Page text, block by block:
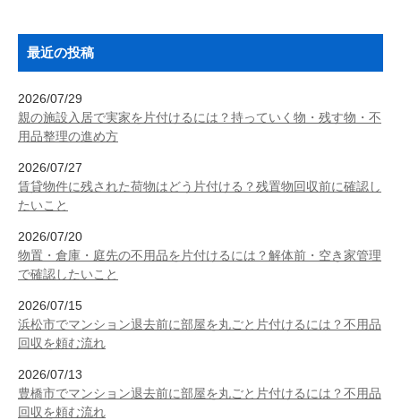
最近の投稿
2026/07/29
親の施設入居で実家を片付けるには？持っていく物・残す物・不
用品整理の進め方
2026/07/27
賃貸物件に残された荷物はどう片付ける？残置物回収前に確認し
たいこと
2026/07/20
物置・倉庫・庭先の不用品を片付けるには？解体前・空き家管理
で確認したいこと
2026/07/15
浜松市でマンション退去前に部屋を丸ごと片付けるには？不用品
回収を頼む流れ
2026/07/13
豊橋市でマンション退去前に部屋を丸ごと片付けるには？不用品
回収を頼む流れ